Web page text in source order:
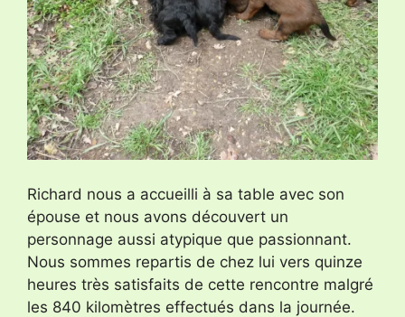
Richard nous a accueilli à sa table avec son
épouse et nous avons découvert un
personnage aussi atypique que passionnant.
Nous sommes repartis de chez lui vers quinze
heures très satisfaits de cette rencontre malgré
les 840 kilomètres effectués dans la journée.